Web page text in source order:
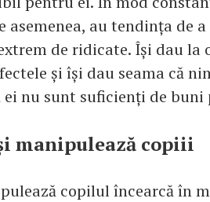
au tendința de
de ridicate. Își dau
și își dau seama că
ei nu sunt suficienți de buni
manipulează copiii
copilul încearcă în